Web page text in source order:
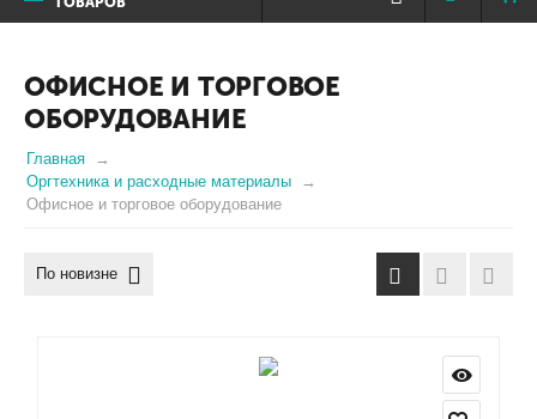
ОФИСНОЕ И ТОРГОВОЕ
ОБОРУДОВАНИЕ
Главная
Оргтехника и расходные материалы
Офисное и торговое оборудование
По новизне